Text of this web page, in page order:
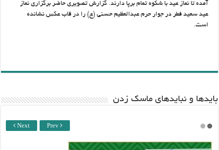
آمده تا نماز عید با شکوه تمام برپا دارند. گزارش تصویری حاضر برگزاری نماز
عید سعید فطر در جوار حرم عبدالعظیم حسنی (ع) را در قاب عکس نشانده
است.
باید‌ها و نبایدهای ماسک زدن
Next Prev